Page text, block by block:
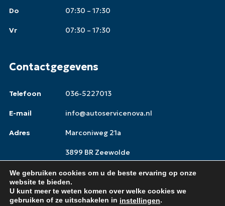
Do 07:30 – 17:30
Vr 07:30 – 17:30
Contactgegevens
Telefoon 036-5227013
E-mail info@autoservicenova.nl
Adres Marconiweg 21a
3899 BR Zeewolde
Copyright © 2026, Autoservice Nova
We gebruiken cookies om u de beste ervaring op onze
website te bieden.
U kunt meer te weten komen over welke cookies we
gebruiken of ze uitschakelen in instellingen.